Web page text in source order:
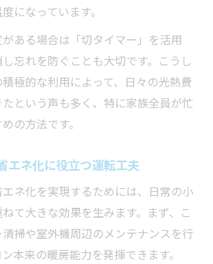
になっています。
ある場合は「切タイマー」を活用
忘れを防ぐことも大切です。こうし
極的な利用によって、日々の光熱費
という声も多く、特に家族全員が忙
の方法です。
エネ化に役立つ運転工夫
ネ化を実現するためには、日常の小
て大きな効果を生みます。まず、こ
掃や室外機周辺のメンテナンスを行
本来の暖房能力を発揮できます。